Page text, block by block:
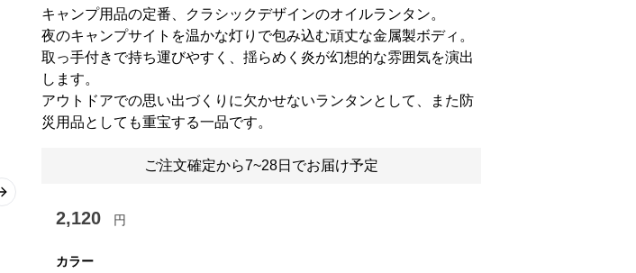
Next slide
キャンプ用品の定番、クラシックデザインのオイルランタン。
夜のキャンプサイトを温かな灯りで包み込む頑丈な金属製ボディ。
取っ手付きで持ち運びやすく、揺らめく炎が幻想的な雰囲気を演出
します。
アウトドアでの思い出づくりに欠かせないランタンとして、また防
災用品としても重宝する一品です。
ご注文確定から7~28日でお届け予定
2,120 円
カラー